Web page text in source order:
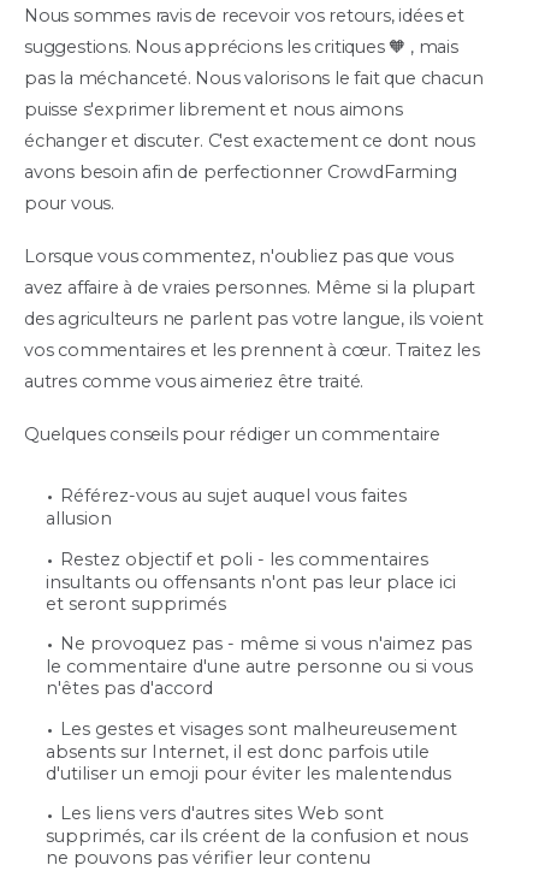
Nous sommes ravis de recevoir vos retours, idées et
suggestions. Nous apprécions les critiques 🧡 , mais
pas la méchanceté. Nous valorisons le fait que chacun
puisse s'exprimer librement et nous aimons
échanger et discuter. C'est exactement ce dont nous
avons besoin afin de perfectionner CrowdFarming
pour vous.
Lorsque vous commentez, n'oubliez pas que vous
avez affaire à de vraies personnes. Même si la plupart
des agriculteurs ne parlent pas votre langue, ils voient
vos commentaires et les prennent à cœur. Traitez les
autres comme vous aimeriez être traité.
Quelques conseils pour rédiger un commentaire
Référez-vous au sujet auquel vous faites
allusion
Restez objectif et poli - les commentaires
insultants ou offensants n'ont pas leur place ici
et seront supprimés
Ne provoquez pas - même si vous n'aimez pas
le commentaire d'une autre personne ou si vous
n'êtes pas d'accord
Les gestes et visages sont malheureusement
absents sur Internet, il est donc parfois utile
d'utiliser un emoji pour éviter les malentendus
Les liens vers d'autres sites Web sont
supprimés, car ils créent de la confusion et nous
ne pouvons pas vérifier leur contenu